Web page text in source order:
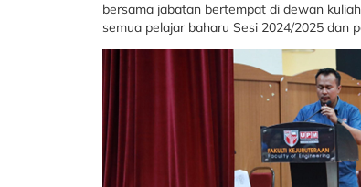
bersama jabatan bertempat di dewan
semua pelajar baharu Sesi 2024/2025 dan